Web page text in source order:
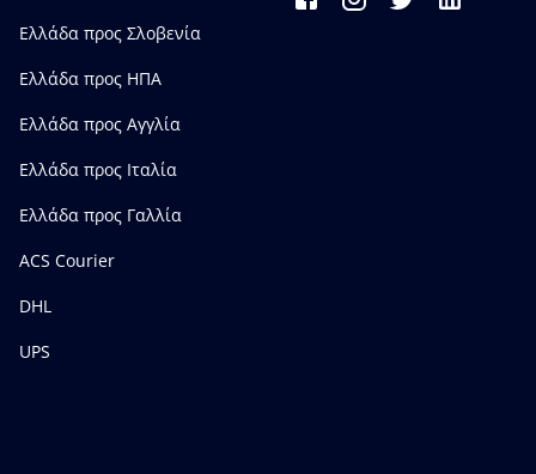
Ελλάδα προς Σλοβενία
Ελλάδα προς ΗΠΑ
Ελλάδα προς Αγγλία
Ελλάδα προς Ιταλία
Ελλάδα προς Γαλλία
ACS Courier
DHL
UPS